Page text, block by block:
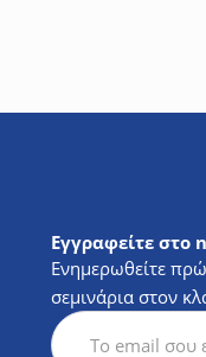
Εγγραφείτε στο
Ενημερωθείτε
σεμινάρια στον
Subscription